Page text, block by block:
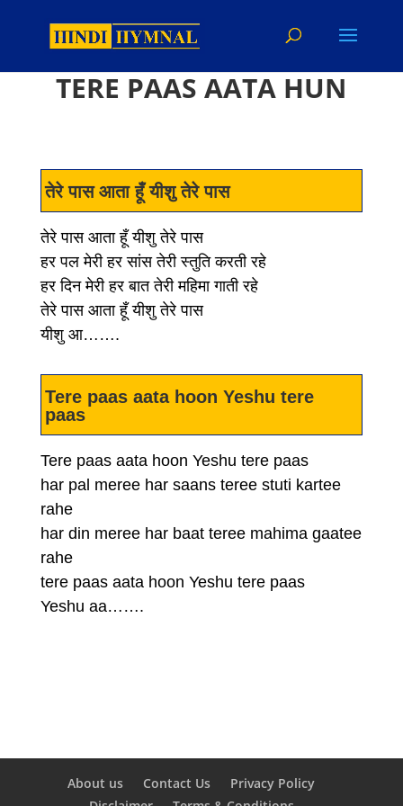
TERE PAAS AATA HUN
तेरे पास आता हूँ यीशु तेरे पास
तेरे पास आता हूँ यीशु तेरे पास
हर पल मेरी हर सांस तेरी स्तुति करती रहे
हर दिन मेरी हर बात तेरी महिमा गाती रहे
तेरे पास आता हूँ यीशु तेरे पास
यीशु आ…….
Tere paas aata hoon Yeshu tere
paas
Tere paas aata hoon Yeshu tere paas
har pal meree har saans teree stuti kartee
rahe
har din meree har baat teree mahima gaatee
rahe
tere paas aata hoon Yeshu tere paas
Yeshu aa…….
About us Contact Us
Privacy Policy